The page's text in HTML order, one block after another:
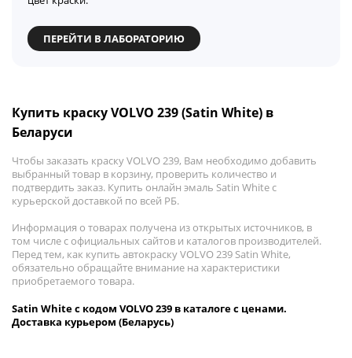
ПЕРЕЙТИ В ЛАБОРАТОРИЮ
Купить краску VOLVO 239 (Satin White) в
Беларуси
Чтобы заказать краску VOLVO 239, Вам необходимо добавить
выбранный товар в корзину, проверить количество и
подтвердить заказ. Купить онлайн эмаль Satin White с
курьерской доставкой по всей РБ.
Информация о товарах получена из открытых источников, в
том числе с официальных сайтов и каталогов производителей.
Перед тем, как купить автокраску VOLVO 239 Satin White,
обязательно обращайте внимание на характеристики
приобретаемого товара.
Satin White с кодом VOLVO 239 в каталоге с ценами.
Доставка курьером (Беларусь)